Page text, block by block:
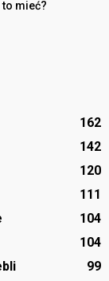
to mieć?
162
142
120
111
104
104
99